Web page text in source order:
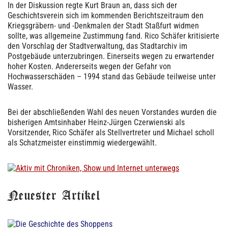
In der Diskussion regte Kurt Braun an, dass sich der
Geschichtsverein sich im kommenden Berichtszeitraum den
Kriegsgräbern- und -Denkmalen der Stadt Staßfurt widmen
sollte, was allgemeine Zustimmung fand. Rico Schäfer kritisierte
den Vorschlag der Stadtverwaltung, das Stadtarchiv im
Postgebäude unterzubringen. Einerseits wegen zu erwartender
hoher Kosten. Andererseits wegen der Gefahr von
Hochwasserschäden – 1994 stand das Gebäude teilweise unter
Wasser.
Bei der abschließenden Wahl des neuen Vorstandes wurden die
bisherigen Amtsinhaber Heinz-Jürgen Czerwienski als
Vorsitzender, Rico Schäfer als Stellvertreter und Michael scholl
als Schatzmeister einstimmig wiedergewählt.
Neuester Artikel